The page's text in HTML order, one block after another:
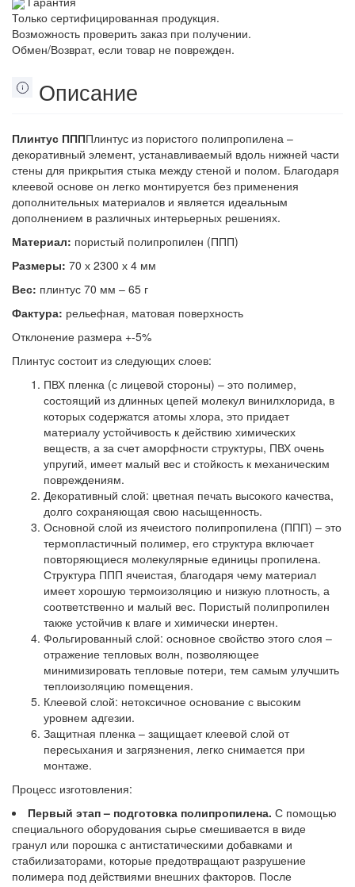
Только сертифицированная продукция.
Возможность проверить заказ при получении.
Обмен/Возврат, если товар не поврежден.
Описание
Плинтус ППППлинтус из пористого полипропилена –
декоративный элемент, устанавливаемый вдоль нижней части
стены для прикрытия стыка между стеной и полом. Благодаря
клеевой основе он легко монтируется без применения
дополнительных материалов и является идеальным
дополнением в различных интерьерных решениях.
Материал: пористый полипропилен (ППП)
Размеры: 70 х 2300 х 4 мм
Вес: плинтус 70 мм – 65 г
Фактура: рельефная, матовая поверхность
Отклонение размера +-5%
Плинтус состоит из следующих слоев:
ПВХ пленка (с лицевой стороны) – это полимер,
состоящий из длинных цепей молекул винилхлорида, в
которых содержатся атомы хлора, это придает
материалу устойчивость к действию химических
веществ, а за счет аморфности структуры, ПВХ очень
упругий, имеет малый вес и стойкость к механическим
повреждениям.
Декоративный слой: цветная печать высокого качества,
долго сохраняющая свою насыщенность.
Основной слой из ячеистого полипропилена (ППП) – это
термопластичный полимер, его структура включает
повторяющиеся молекулярные единицы пропилена.
Структура ППП ячеистая, благодаря чему материал
имеет хорошую термоизоляцию и низкую плотность, а
соответственно и малый вес. Пористый полипропилен
также устойчив к влаге и химически инертен.
Фольгированный слой: основное свойство этого слоя –
отражение тепловых волн, позволяющее
минимизировать тепловые потери, тем самым улучшить
теплоизоляцию помещения.
Клеевой слой: нетоксичное основание с высоким
уровнем адгезии.
Защитная пленка – защищает клеевой слой от
пересыхания и загрязнения, легко снимается при
монтаже.
Процесс изготовления:
Первый этап – подготовка полипропилена. С помощью
специального оборудования сырье смешивается в виде
гранул или порошка с антистатическими добавками и
стабилизаторами, которые предотвращают разрушение
полимера под действиями внешних факторов. После